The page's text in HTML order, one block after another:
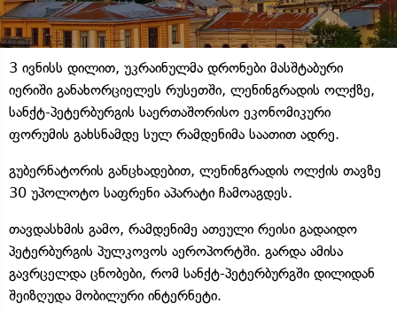
3 ივნისს დილით, უკრაინულმა დრონები მასშტაბური
იერიში განახორციელეს რუსეთში, ლენინგრადის ოლქზე,
სანქტ-პეტერბურგის საერთაშორისო ეკონომიკური
ფორუმის გახსნამდე სულ რამდენიმა საათით ადრე.
გუბერნატორის განცხადებით, ლენინგრადის ოლქის თავზე
30 უპოლოტო საფრენი აპარატი ჩამოაგდეს.
თავდასხმის გამო, რამდენიმე ათეული რეისი გადაიდო
პეტერბურგის პულკოვოს აეროპორტში. გარდა ამისა
გავრცელდა ცნობები, რომ სანქტ-პეტერბურგში დილიდან
შეიზღუდა მობილური ინტერნეტი.